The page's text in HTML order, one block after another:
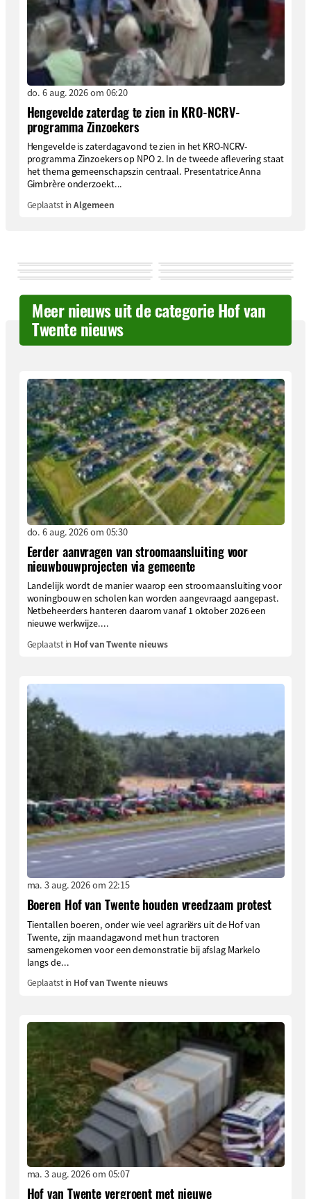
do. 6 aug. 2026 om 06:20
Hengevelde zaterdag te zien in KRO-NCRV-
programma Zinzoekers
Hengevelde is zaterdagavond te zien in het KRO-NCRV-
programma Zinzoekers op NPO 2. In de tweede aflevering staat
het thema gemeenschapszin centraal. Presentatrice Anna
Gimbrère onderzoekt...
Geplaatst inAlgemeen
Meer nieuws uit de categorie Hof van
Twente nieuws
do. 6 aug. 2026 om 05:30
Eerder aanvragen van stroomaansluiting voor
nieuwbouwprojecten via gemeente
Landelijk wordt de manier waarop een stroomaansluiting voor
woningbouw en scholen kan worden aangevraagd aangepast.
Netbeheerders hanteren daarom vanaf 1 oktober 2026 een
nieuwe werkwijze....
Geplaatst in Hof van Twente nieuws
ma. 3 aug. 2026 om 22:15
Boeren Hof van Twente houden vreedzaam protest
Tientallen boeren, onder wie veel agrariërs uit de Hof van
Twente, zijn maandagavond met hun tractoren
samengekomen voor een demonstratie bij afslag Markelo
langs de...
Geplaatst in Hof van Twente nieuws
ma. 3 aug. 2026 om 05:07
Hof van Twente vergroent met nieuwe